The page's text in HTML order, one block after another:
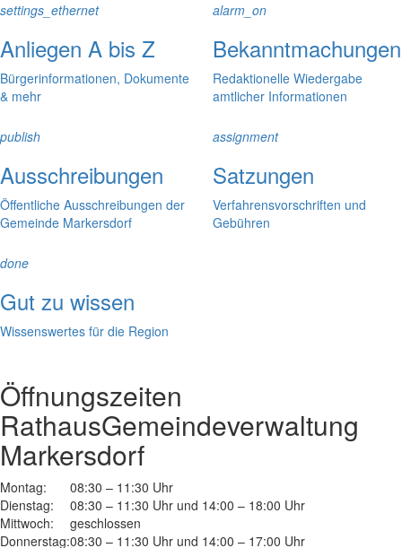
settings_ethernet
Anliegen A bis Z
Bürgerinformationen, Dokumente
& mehr
alarm_on
Bekanntmachungen
Redaktionelle Wiedergabe
amtlicher Informationen
publish
Ausschreibungen
Öffentliche Ausschreibungen der
Gemeinde Markersdorf
assignment
Satzungen
Verfahrensvorschriften und
Gebühren
done
Gut zu wissen
Wissenswertes für die Region
Öffnungszeiten
RathausGemeindeverwaltung
Markersdorf
Montag:
08:30 – 11:30 Uhr
Dienstag:
08:30 – 11:30 Uhr und 14:00 – 18:00 Uhr
Mittwoch:
geschlossen
Donnerstag:08:30 – 11:30 Uhr und 14:00 – 17:00 Uhr